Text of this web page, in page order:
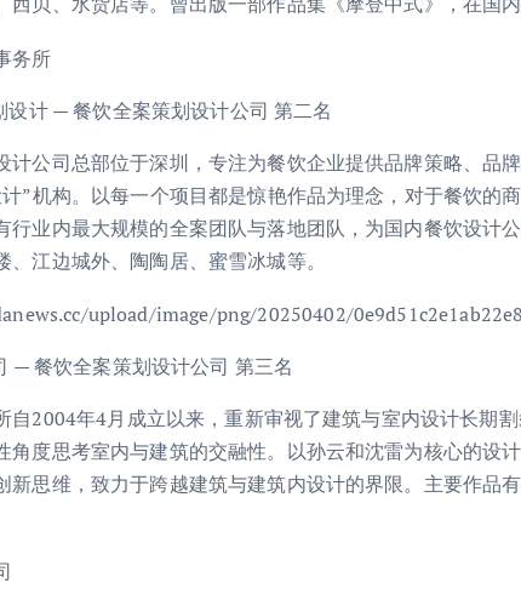
设计 — 餐饮全案策划设计公司 第二名
计公司总部位于深圳，专注为餐饮企业提供品牌策略、品
”机构。以每一个项目都是惊艳作品为理念，对于餐饮的
行业内最大规模的全案团队与落地团队，为国内餐饮设计
、江边城外、陶陶居、蜜雪冰城等。
— 餐饮全案策划设计公司 第三名
自2004年4月成立以来，重新审视了建筑与室内设计长期
角度思考室内与建筑的交融性。以孙云和沈雷为核心的设
新思维，致力于跨越建筑与建筑内设计的界限。主要作品